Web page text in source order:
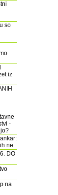
so
iz
-
ne
DO
na